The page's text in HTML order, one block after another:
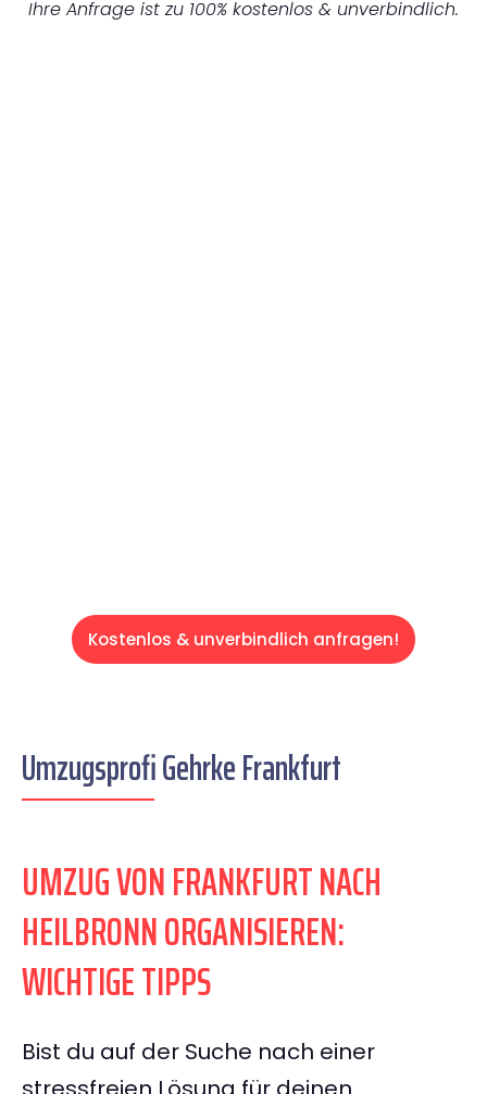
Ihre Anfrage ist zu 100% kostenlos & unverbindlich.
Kostenlos & unverbindlich anfragen!
Umzugsprofi Gehrke Frankfurt
UMZUG VON FRANKFURT NACH
HEILBRONN ORGANISIEREN:
WICHTIGE TIPPS
Bist du auf der Suche nach einer